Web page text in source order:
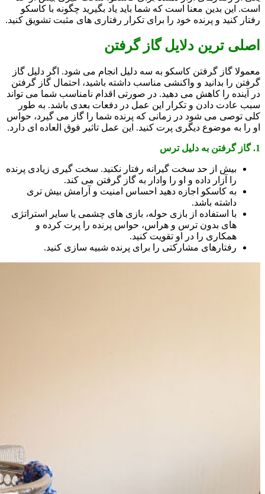
است. این بدین معنا است که شما باید یاد بگیرید چگونه با کاسکو
رفتار کنید و پرنده خود را برای تکرار رفتاری های مثبت تشویق کنید.
اصلی ترین دلایل گاز گرفتن
معمولا گاز گرفتن کاسکو به سه دلیل انجام می شود. اگر دلیل گاز
گرفتن را بدانید و واکنشی مناسب داشته باشید، احتمال گاز گرفتن
در آینده را کاهش می دهید. در صورتی اقدام نامناسب شما می تواند
سبب عادت دادن و تکرار این عمل در دفعات بعدی باشد. به طور
کلی توصی می شود در زمانی که پرنده شما را گاز می گیرد، حواس
او را به موضوع دیگری پرت کنید. این عمل تاثیر فوق العاده ای دارد.
1. گاز گرفتن به دلیل ترس
بیش از حد سخت گیرانه رفتار نکنید. سخت گیری زیادی پرنده
را آزار داده و او را وادار به گاز گرفتن می کند.
به کاسکو اجازه دهید احساس امنیت و آرامش بیش تری
داشته باشد.
با استفاده از بازی حوله، بازی های چشمی یا سایر استراتژی
های بدون ترس و هراس، حواس پرنده را پرت کرده و
همکاری را در او تقویت کنید.
رفتارهای مشارکتی را برای پرنده شبیه سازی کنید.